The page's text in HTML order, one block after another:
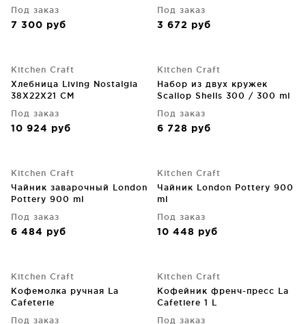
Под заказ
7 300 руб
Под заказ
3 672 руб
Kitchen Craft
Хлебница Living Nostalgia
38X22X21 CM
Под заказ
10 924 руб
Kitchen Craft
Набор из двух кружек
Scallop Shells 300 / 300 ml
Под заказ
6 728 руб
Kitchen Craft
Чайник заварочный London
Pottery 900 ml
Под заказ
6 484 руб
Kitchen Craft
Чайник London Pottery 900
ml
Под заказ
10 448 руб
Kitchen Craft
Кофемолка ручная La
Cafeterie
Под заказ
Kitchen Craft
Кофейник френч-пресс La
Cafetiere 1 L
Под заказ